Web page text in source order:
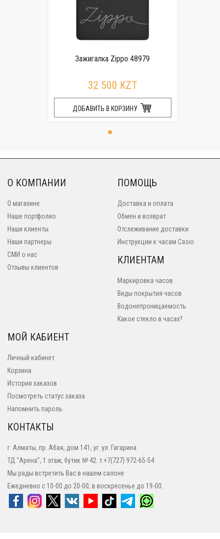
Зажигалка Zippo 48979
32 500 KZT
ДОБАВИТЬ В КОРЗИНУ
О КОМПАНИИ
О магазине
Наше портфолио
Наши клиенты
Наши партнеры
СМИ о нас
Отзывы клиентов
ПОМОЩЬ
Доставка и оплата
Обмен и возврат
Отслеживание доставки
Инструкции к часам Casio
КЛИЕНТАМ
Маркировка часов
Виды покрытия часов
Водонепроницаемость
Какое стекло в часах?
МОЙ КАБИЕНТ
Личный кабинет
Корзина
История заказов
Посмотреть статус заказа
Напомнить пароль
КОНТАКТЫ
г. Алматы, пр. Абая, дом 141, уг. ул. Гагарина
ТД "Арена", 1 этаж, бутик № 42. т.+7(727) 972-65-54
Мы рады встретить Вас в нашем салоне
Ежедневно с 10-00 до 20-00, в воскресенье до 19-00.